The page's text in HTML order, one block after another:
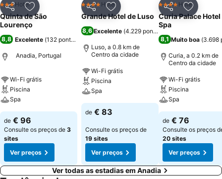
PartilharAdicionar aos favoritos
3 Estrelas
Hotel
Quinta de São
Lourenço
8,8 Excelente (132 pontuações
Anadia, Portugal
Wi-Fi grátis
Piscina
Spa
de € 96
Consulte os preços de 3
sites
Ver preços
PartilharAdicionar aos favoritos
4 EstrelasHotel
Grande Hotel de Luso
8,6 Excelente (4.229 pontuações
Luso, a 0.8 km de
Centro da cidade
Wi-Fi grátis
Piscina
Spa
de € 83
Consulte os preços de
19 sites
Ver preços
Partilhar
4 EstrelasHotel
Curia Palace Hotel
Spa
8,1 Muito boa (3.698
Curia, a 0.2 km de
Centro da cidade
Wi-Fi grátis
Piscina
Spa
de € 76
Consulte os preços
20 sites
Ver preços
Ver todas as estadias em Anadia